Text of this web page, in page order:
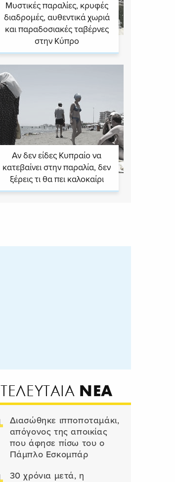
Μυστικές παραλίες, κρυφές
διαδρομές, αυθεντικά χωριά
και παραδοσιακές ταβέρνες
στην Κύπρο
Αν δεν είδες Κυπραίο να
κατεβαίνει στην παραλία, δεν
ξέρεις τι θα πει καλοκαίρι
ΤΕΛΕΥΤΑΙΑ ΝΕΑ
Διασώθηκε ιπποποταμάκι,
απόγονος της αποικίας
που άφησε πίσω του ο
Πάμπλο Εσκομπάρ
30 χρόνια μετά, η